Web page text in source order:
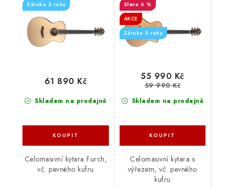
Záruka 3 roky
Skladem na prodejně
61 890 Kč
Celomasivní kytara Furch,
vč. pevného kufru
6 %
AKCE
Záruka 3 roky
Skladem na prodejně
55 990 Kč
59 990 Kč
Celomasivní kytara s
výřezem, vč. pevného
kufru